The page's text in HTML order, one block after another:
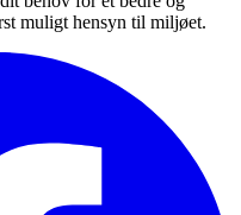
muligt hensyn til miljøet.